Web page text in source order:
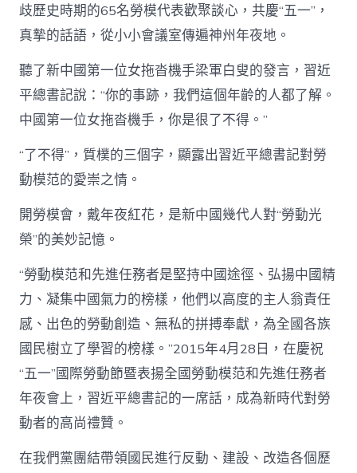
歧歷史時期的65名勞模代表歡聚談心，共慶“五一”，
真摯的話語，從小小會議室傳遍神州年夜地。
聽了新中國第一位女拖沓機手梁軍白叟的發言，習近
平總書記說：“你的事跡，我們這個年齡的人都了解。
中國第一位女拖沓機手，你是很了不得。”
“了不得”，質樸的三個字，顯露出習近平總書記對勞
動模范的愛崇之情。
開勞模會，戴年夜紅花，是新中國幾代人對“勞動光
榮”的美妙記憶。
“勞動模范和先進任務者是堅持中國途徑、弘揚中國精
力、凝集中國氣力的榜樣，他們以高度的主人翁責任
感、出色的勞動創造、無私的拼搏奉獻，為全國各族
國民樹立了學習的榜樣。”2015年4月28日，在慶祝
“五一”國際勞動節暨表揚全國勞動模范和先進任務者
年夜會上，習近平總書記的一席話，成為新時代對勞
動者的高尚禮贊。
在我們黨團結帶領國民進行反動、建設、改造各個歷